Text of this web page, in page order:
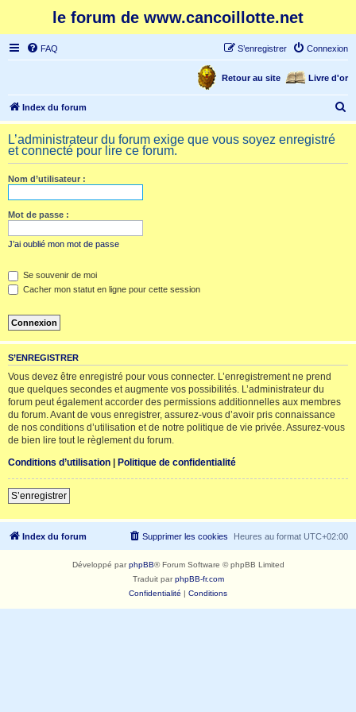
le forum de www.cancoillotte.net
FAQ Connexion
S’enregistrer
Livre d'or
Retour au site
Index du forum
e
h
L’administrateur du forum exige que vous soyez enregistré
et connecté pour lire ce forum.
Nom d’utilisateur :
Mot de passe :
J’ai oublié mon mot de passe
Se souvenir de moi
Cacher mon statut en ligne pour cette session
S’ENREGISTRER
Vous devez être enregistré pour vous connecter. L’enregistrement ne prend
que quelques secondes et augmente vos possibilités. L’administrateur du
forum peut également accorder des permissions additionnelles aux membres
du forum. Avant de vous enregistrer, assurez-vous d’avoir pris connaissance
de nos conditions d’utilisation et de notre politique de vie privée. Assurez-vous
de bien lire tout le règlement du forum.
Conditions d’utilisation | Politique de confidentialité
S’enregistrer
Index du forum Heures au format UTC+02:00
Supprimer les cookies
Développé parphpBB® Forum Software © phpBB Limited
Traduit parphpBB-fr.com
Confidentialité | Conditions